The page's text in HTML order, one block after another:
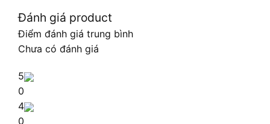
Đánh giá product
Điểm đánh giá trung bình
Chưa có đánh giá
5
0
4
0